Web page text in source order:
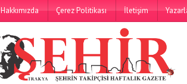
Hakkımızda Çerez Politikası İletişim